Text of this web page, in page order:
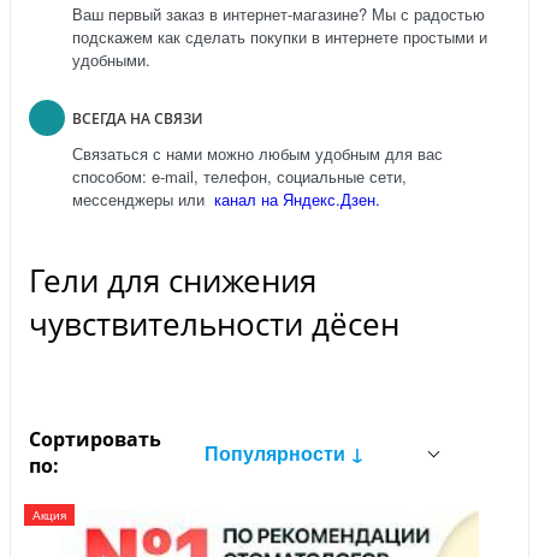
Ваш первый заказ в интернет-магазине? Мы с радостью
подскажем как сделать покупки в интернете простыми и
удобными.
ВСЕГДА НА СВЯЗИ
Связаться с нами можно любым удобным для вас
способом: e-mail, телефон, социальные сети,
мессенджеры или канал на Яндекс.Дзен.
Гели для снижения
чувствительности дёсен
Сортировать
по:
Популярности ↓
Акция